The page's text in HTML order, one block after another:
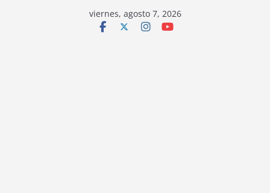
viernes, agosto 7, 2026